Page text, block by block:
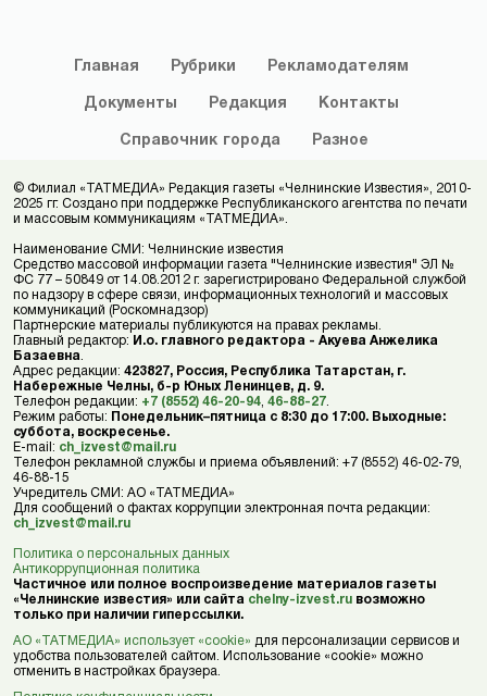
Главная Рубрики Рекламодателям
Документы Редакция Контакты
Справочник города Разное
© Филиал «ТАТМЕДИА» Редакция газеты «Челнинские Известия», 2010-
2025 гг. Создано при поддержке Республиканского агентства по печати
и массовым коммуникациям «ТАТМЕДИА».
Наименование СМИ: Челнинские известия
Средство массовой информации газета "Челнинские известия" ЭЛ №
ФС 77 – 50849 от 14.08.2012 г. зарегистрировано Федеральной службой
по надзору в сфере связи, информационных технологий и массовых
коммуникаций (Роскомнадзор)
Партнерские материалы публикуются на правах рекламы.
Главный редактор: И.о. главного редактора - Акуева Анжелика
Базаевна
Адрес редакции: 423827, Россия, Республика Татарстан, г.
Набережные Челны, б-р Юных Ленинцев, д. 9.
Телефон редакции: +7 (8552) 46-20-94 46-88-27
Режим работы: Понедельник–пятница с 8:30 до 17:00. Выходные:
суббота, воскресенье.
E-mail: ch_izvest@mail.ru
Телефон рекламной службы и приема объявлений: +7 (8552) 46-02-79,
46-88-15
Учредитель СМИ: АО «ТАТМЕДИА»
Для сообщений о фактах коррупции электронная почта редакции:
ch_izvest@mail.ru
Политика о персональных данных
Антикоррупционная политика
Частичное или полное воспроизведение материалов газеты
«Челнинские известия» или сайта chelny-izvest.ru возможно
только при наличии гиперссылки.
АО «ТАТМЕДИА» использует «cookie» для персонализации сервисов и
удобства пользователей сайтом. Использование «cookie» можно
отменить в настройках браузера.